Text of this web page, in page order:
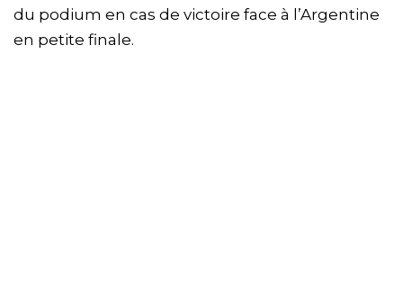
du podium en cas de victoire face à l’Argentine
en petite finale.